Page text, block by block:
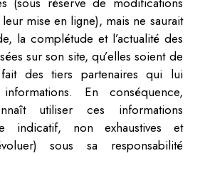
mise en ligne), mais ne saurait
la complétude et l’actualité des
sur son site, qu’elles soient de
des tiers partenaires qui lui
En conséquence,
utiliser ces informations
indicatif, non exhaustives et
sous sa responsabilité